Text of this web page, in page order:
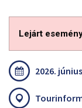
Lejárt
2026.